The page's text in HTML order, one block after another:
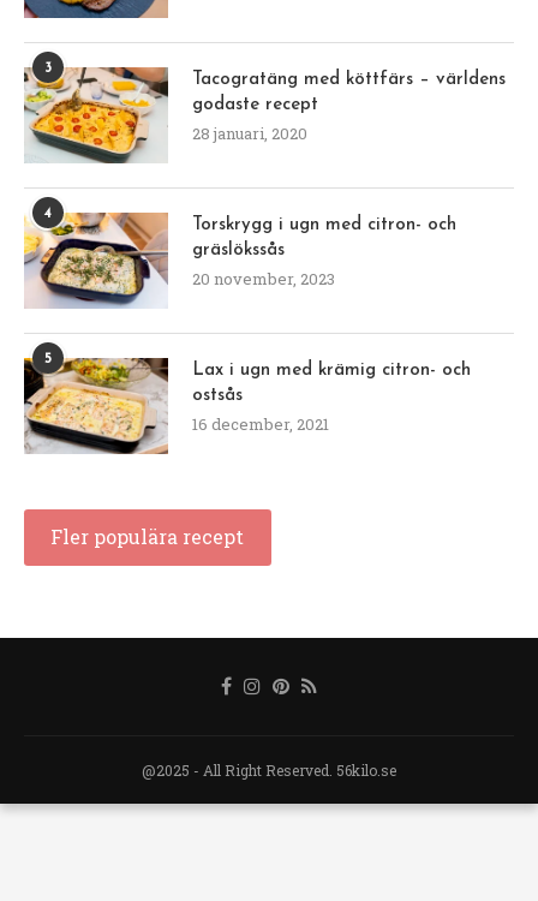
3
Tacogratäng med köttfärs – världens
godaste recept
28 januari, 2020
4
Torskrygg i ugn med citron- och
gräslökssås
20 november, 2023
5
Lax i ugn med krämig citron- och
ostsås
16 december, 2021
Fler populära recept
@2025 - All Right Reserved. 56kilo.se